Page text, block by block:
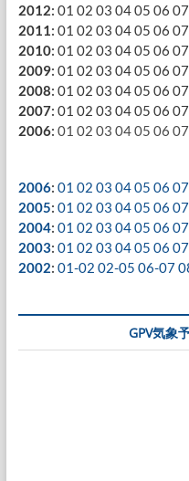
2012: 01 02 03 0405 06 07
2011: 01 02 03 0405 06 07
2010: 01 02 03 0405 06 07
2009: 01 02 03 0405 06 07
2008: 01 02 03 0405 06 07
2007: 01 02 03 0405 06 07
2006: 01 02 03 0405 06 07
2006: 01 02 03 0405 06 07
2005: 01 02 03 0405 06 07
2004: 01 02 03 0405 06 07
2003: 01 02 03 0405 06 07
2002: 01-02 02-05 06-07
GPV気象